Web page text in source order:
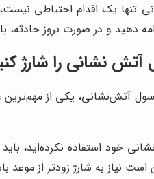
تنها یک اقدام احتیاطی
دهید و در صورت بروز حادثه،
نشانی را شارژ
آتش‌نشانی، یکی از
خود استفاده نکرده‌اید،
نیاز به شارژ زودتر از موعد